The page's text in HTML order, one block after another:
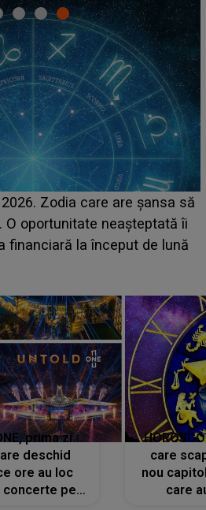
ONE, ziua 2. La ce oră
a festivalului Zara
deja în România și s-a
prima zi.
deschid
ore au loc
pe
care
nou
care